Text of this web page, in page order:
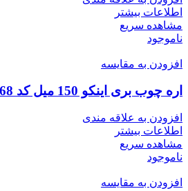
اطلاعات بیشتر
مشاهده سریع
ناموجود
افزودن به مقایسه
اره چوب بری اینکو 150 میل کد 68
افزودن به علاقه مندی
اطلاعات بیشتر
مشاهده سریع
ناموجود
افزودن به مقایسه